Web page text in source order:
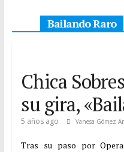
Bailando Raro
Chica
su gira,
5 años ago Vanesa Gómez
Tras su paso por